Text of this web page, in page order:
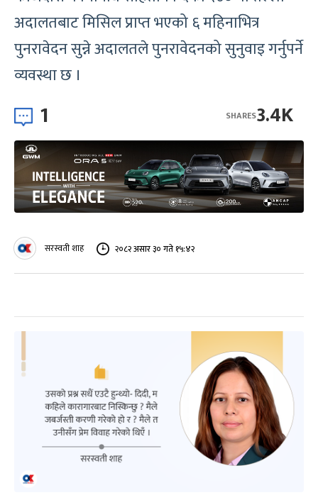
अदालतबाट मिसिल प्राप्त भएको ६ महिनाभित्र
पुनरावेदन सुन्ने अदालतले पुनरावेदनको सुनुवाइ गर्नुपर्ने
व्यवस्था छ ।
1 3.4K
SHARES
सरस्वती शाह २०८२ असार ३० गते १५:४२